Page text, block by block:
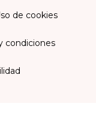
de cookies
condiciones